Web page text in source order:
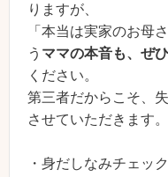
りますが、
「本当は実家のお母
う ママの本音も、ぜ
ください。
第三者だからこそ、
させていただきます。
・身だしなみチェッ